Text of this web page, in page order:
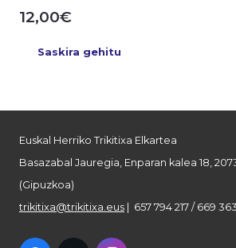
12,00€
Saskira gehitu
Euskal Herriko Trikitixa Elkartea
Basazabal Jauregia, Enparan kalea 18,
(Gipuzkoa)
trikitixa@trikitixa.eus | 657 794 217 / 669